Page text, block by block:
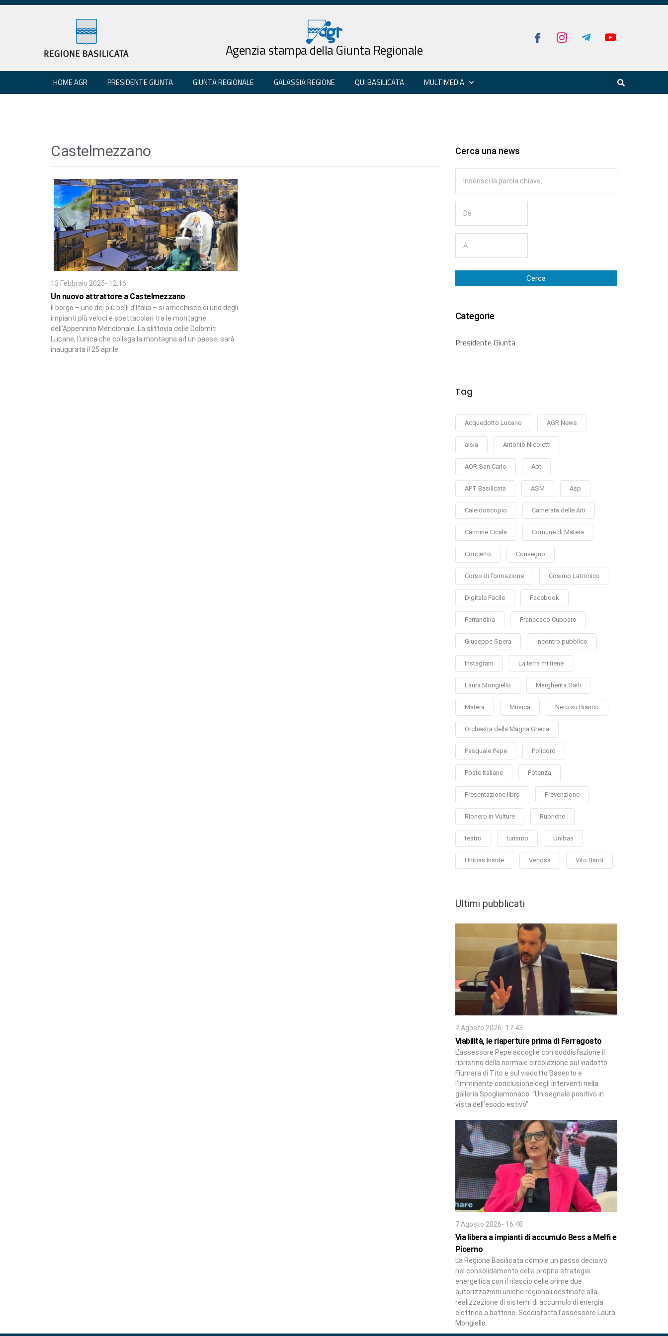
Agenzia stampa della Giunta Regionale
HOME AGR PRESIDENTE GIUNTA GIUNTA REGIONALE GALASSIA REGIONE QUI BASILICATA MULTIMEDIA
Castelmezzano
13 Febbraio 2025- 12:16
Un nuovo attrattore a Castelmezzano
Il borgo – uno dei più belli d’Italia – si arricchisce di uno degli
impianti più veloci e spettacolari tra le montagne
dell’Appennino Meridionale. La slittovia delle Dolomiti
Lucane, l’unica che collega la montagna ad un paese, sarà
inaugurata il 25 aprile.
Cerca una news
Cerca
Categorie
Presidente Giunta
Tag
Acquedotto Lucano AGR News
alsia Antonio Nicoletti
AOR San Carlo Apt
APT Basilicata ASM Asp
Caleidoscopio Camerata delle Arti
Carmine Cicala Comune di Matera
Concerto Convegno
Corso di formazione Cosimo Latronico
Digitale Facile Facebook
Ferrandina Francesco Cupparo
Giuseppe Spera Incontro pubblico
Instagram La terra mi tiene
Laura Mongiello Margherita Sarli
Matera Musica Nero su Bianco
Orchestra della Magna Grecia
Pasquale Pepe Policoro
Poste Italiane Potenza
Presentazione libro Prevenzione
Rionero in Vulture Rubriche
teatro turismo Unibas
Unibas Inside Venosa Vito Bardi
Ultimi pubblicati
7 Agosto 2026- 17:43
Viabilità, le riaperture prima di Ferragosto
L’assessore Pepe accoglie con soddisfazione il
ripristino della normale circolazione sul viadotto
Fiumara di Tito e sul viadotto Basento e
l’imminente conclusione degli interventi nella
galleria Spogliamonaco: “Un segnale positivo in
vista dell’esodo estivo”
7 Agosto 2026- 16:48
Via libera a impianti di accumulo Bess a Melfi e
Picerno
La Regione Basilicata compie un passo decisivo
nel consolidamento della propria strategia
energetica con il rilascio delle prime due
autorizzazioni uniche regionali destinate alla
realizzazione di sistemi di accumulo di energia
elettrica a batterie. Soddisfatta l’assessore Laura
Mongiello.